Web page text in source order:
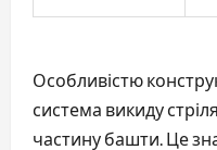
Особливістю
система викиду
частину башти. Це